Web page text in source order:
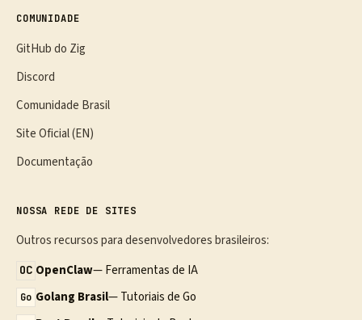
COMUNIDADE
GitHub do Zig
Discord
Comunidade Brasil
Site Oficial (EN)
Documentação
NOSSA REDE DE SITES
Outros recursos para desenvolvedores brasileiros:
OC OpenClaw— Ferramentas de IA
Go Golang Brasil— Tutoriais de Go